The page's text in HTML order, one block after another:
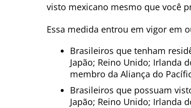
visto mexicano mesmo que você
Essa medida entrou em vigor em
Brasileiros que tenham
Japão; Reino Unido; Irlanda
membro da Aliança do
Brasileiros que possuam
Japão; Reino Unido; Irlanda